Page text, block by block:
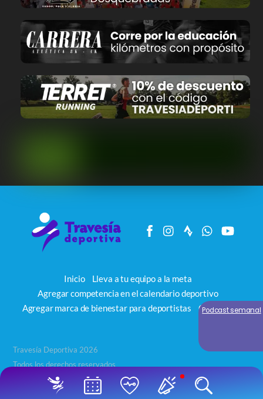
Inicio
Lleva a tu equipo a la meta
Agregar competencia en el calendario deportivo
Agregar marca de bienestar para deportistas
Contacto
Travesía Deportiva 2026
Todos los derechos reservados
Podcast semanal